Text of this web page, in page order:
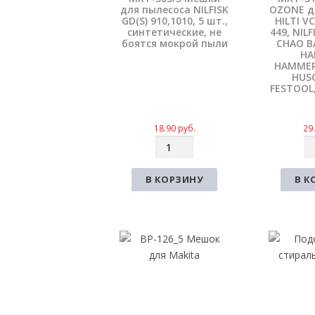
для пылесоса NILFISK
GD(S) 910,1010, 5 шт.,
синтетические, не
боятся мокрой пыли
18.90 руб.
л
и
с
т
В КОРЗИНУ
OZONE
HILTI
449,
CHAO
л
и
с
т
В